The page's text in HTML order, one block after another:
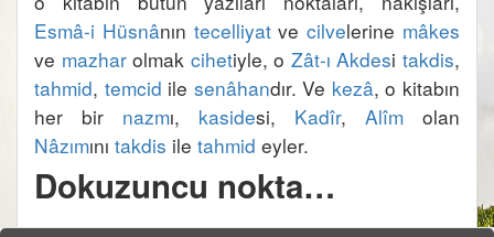
Esmâ-i Hüsnânın tecelliyat ve cilvelerine mâkes
ve mazhar olmak cihetiyle, o Zât-ı Akdesi takdis
tahmid, temcid ile senâhandır. Ve kezâ, o kitabın
her bir nazmı, kasidesi, Kadîr, Alîm
Nâzımını takdis ile tahmid